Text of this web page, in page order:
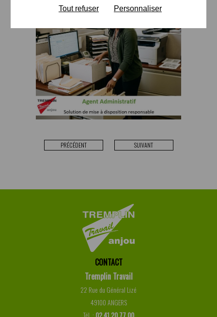
PRÉCÉDENT SUIVANT
CONTACT
Tremplin Travail
22 Rue du Général Lizé
49100 ANGERS
Tél. : 02 41 20 77 00
Tout refuser Personnaliser